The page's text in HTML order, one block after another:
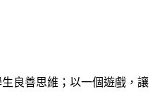
良善思維；以一個遊戲，讓